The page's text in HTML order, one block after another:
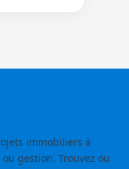
immobiliers à
gestion. Trouvez ou